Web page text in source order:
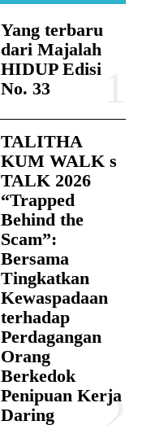
Yang terbaru
dari Majalah
HIDUP Edisi
No. 33
TALITHA
KUM WALK s
TALK 2026
“Trapped
Behind the
Scam”:
Bersama
Tingkatkan
Kewaspadaan
terhadap
Perdagangan
Orang
Berkedok
Penipuan Kerja
Daring